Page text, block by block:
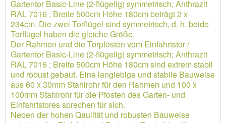
Gartentor Basic-Line (2-flügelig) symmetrisch; Anthrazit
RAL 7016 ; Breite 500cm Höhe 180cm beträgt 2 x
234cm. Die zwei Torflügel sind symmetrisch, d. h. beide
Torflügel haben die gleiche Größe.
Der Rahmen und die Torpfosten vom Einfahrtstor /
Gartentor Basic-Line (2-flügelig) symmetrisch; Anthrazit
RAL 7016 ; Breite 500cm Höhe 180cm sind extrem stabil
und robust gebaut. Eine langlebige und stabile Bauweise
aus 60 x 30mm Stahlrohr für den Rahmen und 100 x
100mm Stahlrohr für die Pfosten des Garten- und
Einfahrtstores sprechen für sich.
Neben der hohen Qaulität und robusten Bauweise